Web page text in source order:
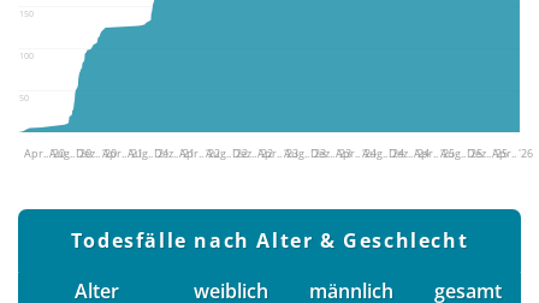
50
100
150
Apr.. '20Aug.. '20Dez.. '20Apr.. '21Aug.. '21Dez.. '21Apr.. '22Aug.. '22Dez.. '22Apr.. '23Aug.. '23Dez.. '23Apr.. '24Aug.. '24Dez.. '24Apr.. '25Aug.. '25Dez.. '25Apr.. '26
Todesfälle nach Alter & Geschlecht
Alter
weiblich männlich
gesamt